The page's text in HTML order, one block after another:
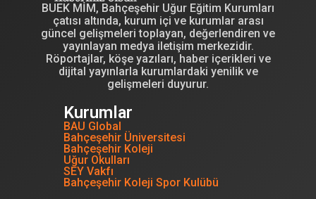
BUEK MİM, Bahçeşehir Uğur Eğitim Kurumları
çatısı altında, kurum içi ve kurumlar arası
güncel gelişmeleri toplayan, değerlendiren ve
yayınlayan medya iletişim merkezidir.
Röportajlar, köşe yazıları, haber içerikleri ve
dijital yayınlarla kurumlardaki yenilik ve
gelişmeleri duyurur.
Kurumlar
BAU Global
Bahçeşehir Üniversitesi
Bahçeşehir Koleji
Uğur Okulları
SEY Vakfı
Bahçeşehir Koleji Spor Kulübü